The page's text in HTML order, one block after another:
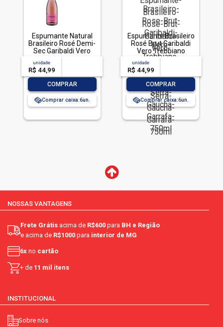
Espumante Natural
Brasileiro Rosé Demi-
Sec Garibaldi Vero
Trebbiano Malvasia
Ancellotta Serra
Gaúcha Garrafa
750ml
unidade
R$ 44,99
COMPRAR
Comprar caixa:6
Espumante Brasileiro
Rosé Brut Garibaldi
Vero Trebbiano
Colombard Ancellotta
Serra Gaúcha Garrafa
750ml
unidade
R$ 44,99
COMPRAR
Comprar caixa:6
NOSSAS VANTAGENS
Frete Grátis acima de R$600 para BH e Região
e acima de R$1000 para interior de MG
6x no cartão
+ de 11 mil itens
INSTITUCIONAL
Sobre nós